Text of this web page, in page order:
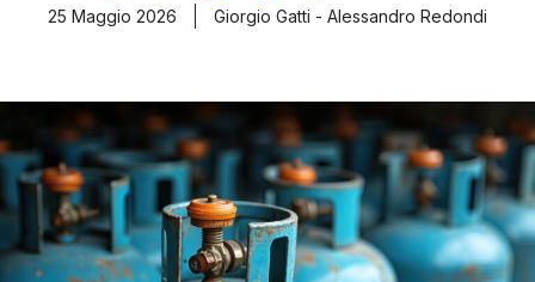
25 Maggio 2026
Giorgio Gatti - Alessandro Redondi